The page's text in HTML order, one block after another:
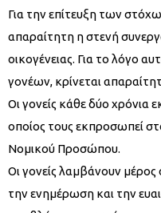
Για την επίτευξη των
απαραίτητη η στενή
οικογένειας. Για το λόγο
γονέων, κρίνεται
Οι γονείς κάθε δύο χρόνια
οποίος τους εκπροσωπεί
Νομικού Προσώπου.
Οι γονείς λαμβάνουν μέρος
την ενημέρωση και την